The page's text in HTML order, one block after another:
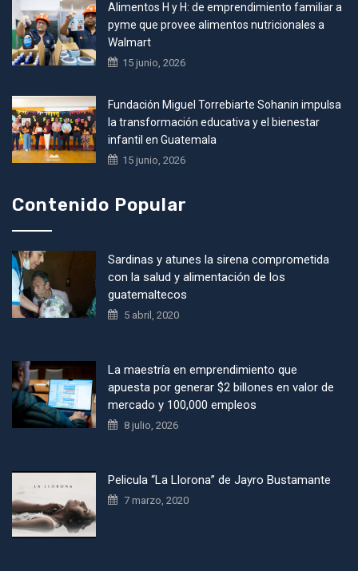
Alimentos H y H: de emprendimiento familiar a
pyme que provee alimentos nutricionales a
Walmart
15 junio, 2026
Fundación Miguel Torrebiarte Sohanin impulsa
la transformación educativa y el bienestar
infantil en Guatemala
15 junio, 2026
Contenido Popular
Sardinas y atunes la sirena comprometida
con la salud y alimentación de los
guatemaltecos
5 abril, 2020
La maestría en emprendimiento que
apuesta por generar $2 billones en valor de
mercado y 100,000 empleos
8 julio, 2026
Pelicula “La Llorona” de Jayro Bustamante
7 marzo, 2020